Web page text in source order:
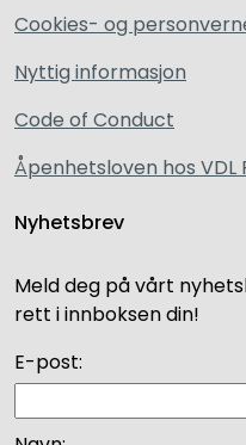
Cookies- og
Nyttig informasjon
Code of Conduct
Åpenhetsloven hos VDL
Nyhetsbrev
Meld deg på vårt
rett i innboksen din!
E-post: